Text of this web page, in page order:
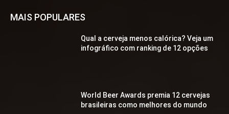
MAIS POPULARES
Qual a cerveja menos calórica? Veja um
infográfico com ranking de 12 opções
World Beer Awards premia 12 cervejas
brasileiras como melhores do mundo